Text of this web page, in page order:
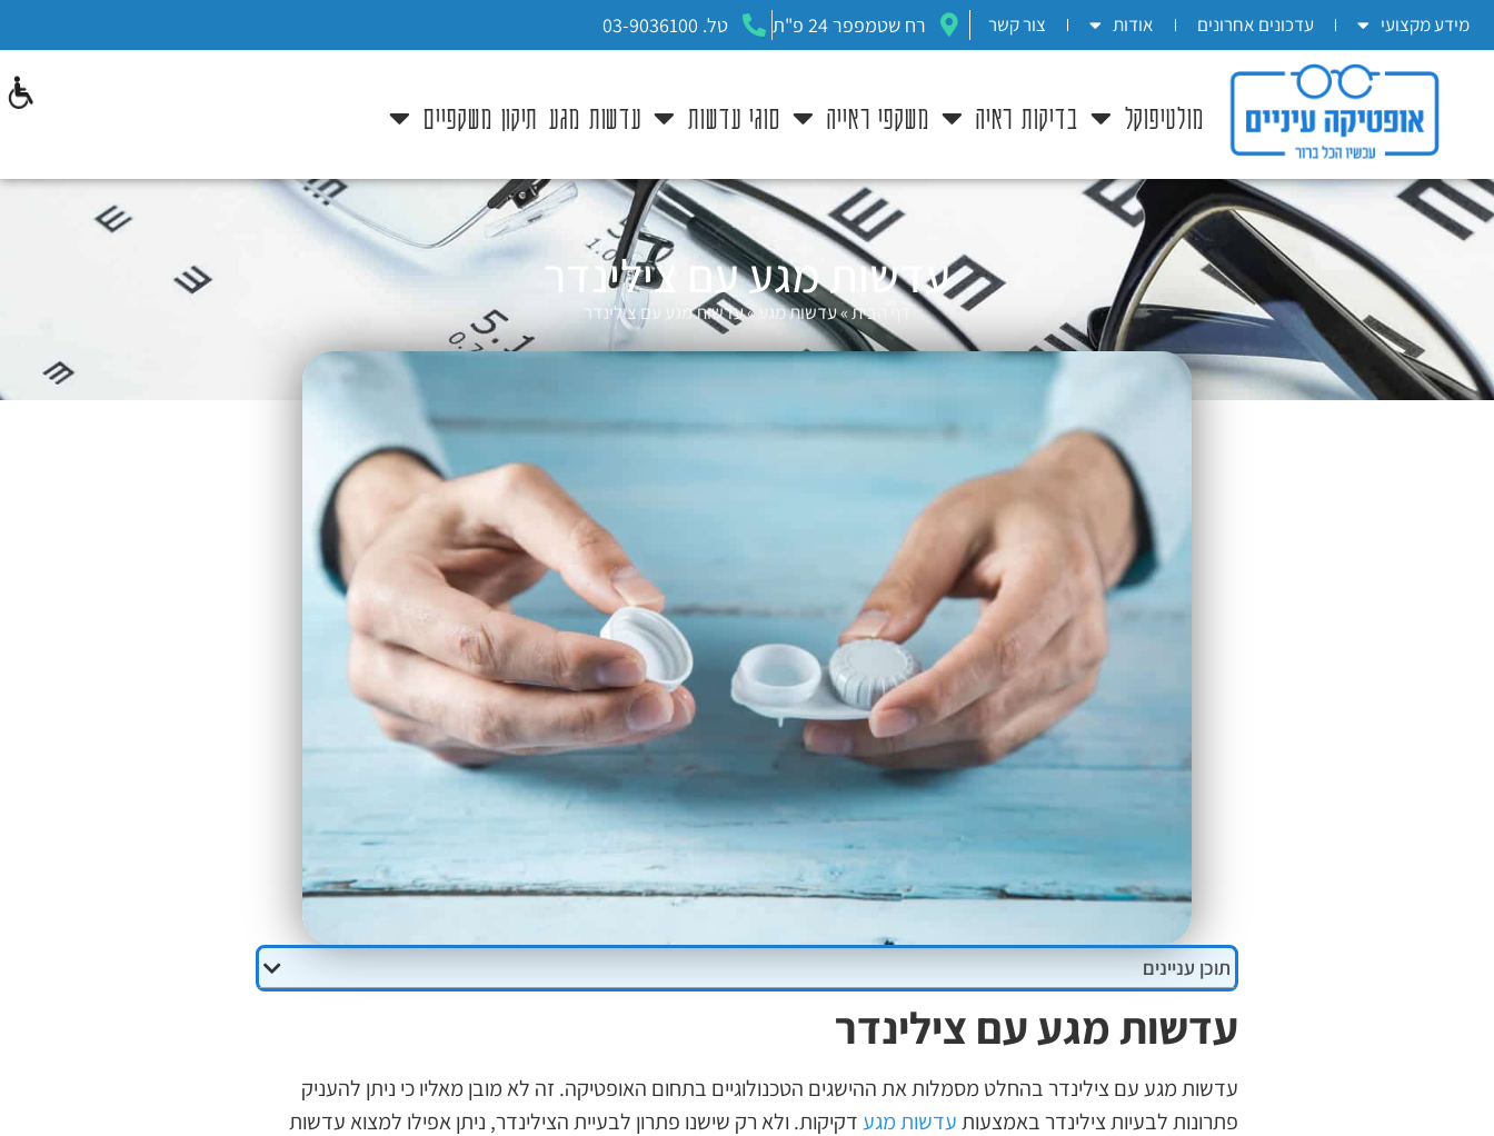
בְּאֲתָר
זֶה
מֻפְעֶלֶת
"המרכז
הישראלי
לְהַנְגָּשָׁת
אָתָרִים".
לִנְגִישׁוּת
הָאֲתָר.
לִפְתִיחַת
מידע מקצועי עדכונים אחרונים אודות צור קשר רח שטמפפר 24 פ"ת טל. 03-9036100
מולטיפוקל בדיקות ראיה משקפי ראייה סוגי עדשות עדשות מגע תיקון משקפיים
עדשות מגע עם צילינדר
דף הבית»עדשות מגע »עדשות מגע עם צילינדר
תוכן עניינים
עדשות מגע עם צילינדר
עדשות מגע עם צילינדר בהחלט מסמלות את ההישגים הטכנולוגיים בתחום האופטיקה. זה לא מובן מאליו כי ניתן להעניק
פתרונות לבעיות צילינדר באמצעותעדשות מגעדקיקות. ולא רק שישנו פתרון לבעיית הצילינדר, ניתן אפילו למצוא עדשות